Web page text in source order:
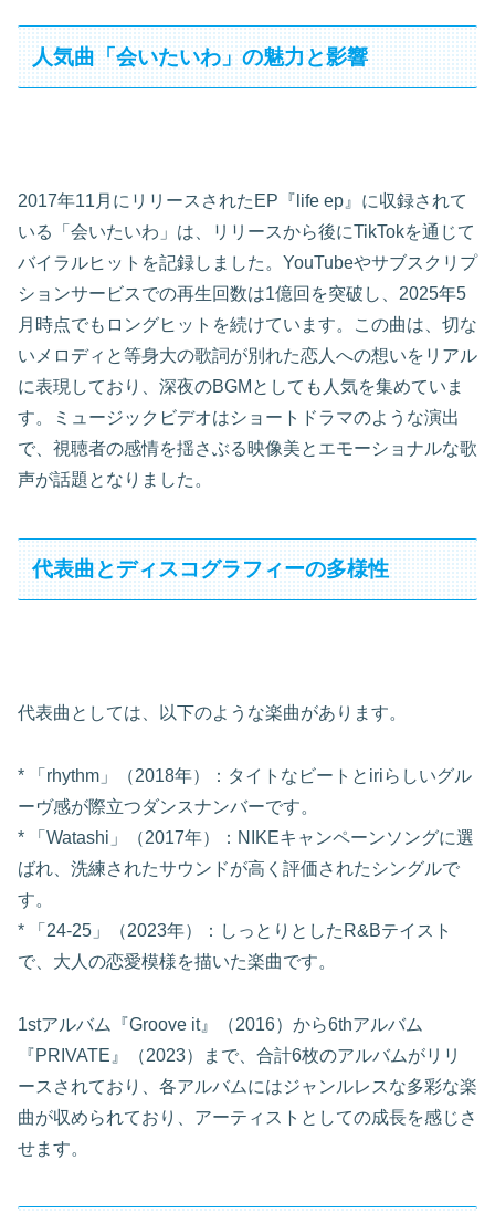
人気曲「会いたいわ」の魅力と影響
2017年11月にリリースされたEP『life ep』に収録されて
いる「会いたいわ」は、リリースから後にTikTokを通じて
バイラルヒットを記録しました。YouTubeやサブスクリプ
ションサービスでの再生回数は1億回を突破し、2025年5
月時点でもロングヒットを続けています。この曲は、切な
いメロディと等身大の歌詞が別れた恋人への想いをリアル
に表現しており、深夜のBGMとしても人気を集めていま
す。ミュージックビデオはショートドラマのような演出
で、視聴者の感情を揺さぶる映像美とエモーショナルな歌
声が話題となりました。
代表曲とディスコグラフィーの多様性
代表曲としては、以下のような楽曲があります。
* 「rhythm」（2018年）：タイトなビートとiriらしいグル
ーヴ感が際立つダンスナンバーです。
* 「Watashi」（2017年）：NIKEキャンペーンソングに選
ばれ、洗練されたサウンドが高く評価されたシングルで
す。
* 「24-25」（2023年）：しっとりとしたR&Bテイスト
で、大人の恋愛模様を描いた楽曲です。
1stアルバム『Groove it』（2016）から6thアルバム
『PRIVATE』（2023）まで、合計6枚のアルバムがリリ
ースされており、各アルバムにはジャンルレスな多彩な楽
曲が収められており、アーティストとしての成長を感じさ
せます。